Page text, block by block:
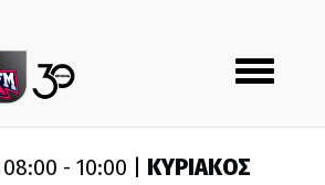
Toggle
navigation
08:00 - 10:00 | ΚΥΡΙΑΚΟΣ